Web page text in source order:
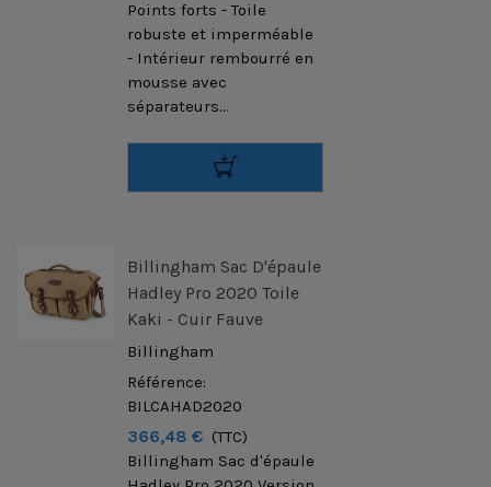
Points forts - Toile
robuste et imperméable
- Intérieur rembourré en
mousse avec
séparateurs...
Billingham Sac D'épaule
Hadley Pro 2020 Toile
Kaki - Cuir Fauve
Billingham
Référence:
BILCAHAD2020
366,48 € (TTC)
Billingham Sac d'épaule